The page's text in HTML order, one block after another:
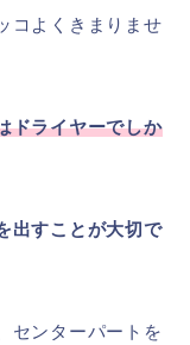
コよくきまりませ
ドライヤーでしか
出すことが大切で
センターパートを